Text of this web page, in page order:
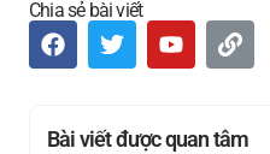
Chia sẻ bài viết
Bài viết được quan tâm